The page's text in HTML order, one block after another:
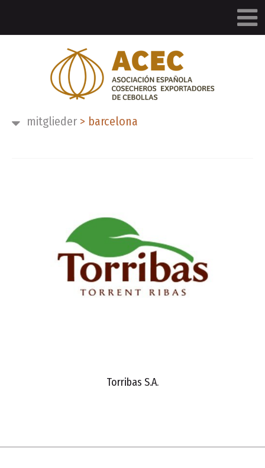
mitglieder > barcelona
Torribas S.A.